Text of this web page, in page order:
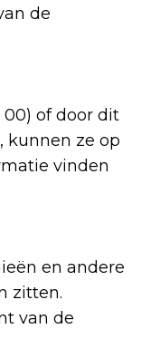
de
of door dit
kunnen ze op
vinden
en andere
zitten.
van de